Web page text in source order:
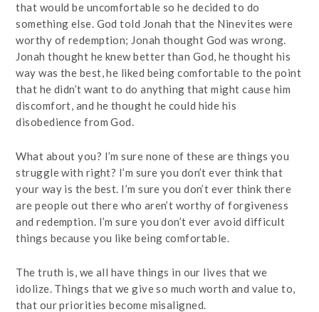
that would be uncomfortable so he decided to do
something else. God told Jonah that the Ninevites were
worthy of redemption; Jonah thought God was wrong.
Jonah thought he knew better than God, he thought his
way was the best, he liked being comfortable to the point
that he didn’t want to do anything that might cause him
discomfort, and he thought he could hide his
disobedience from God.
What about you? I’m sure none of these are things you
struggle with right? I’m sure you don’t ever think that
your way is the best. I’m sure you don’t ever think there
are people out there who aren’t worthy of forgiveness
and redemption. I’m sure you don’t ever avoid difficult
things because you like being comfortable.
The truth is, we all have things in our lives that we
idolize. Things that we give so much worth and value to,
that our priorities become misaligned.